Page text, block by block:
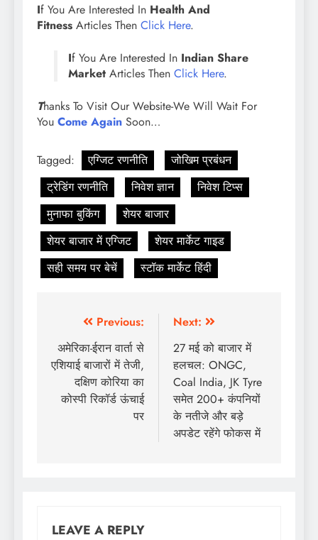
If You Are Interested In Health And
Fitness Articles Then Click Here.
If You Are Interested In Indian Share
Market Articles Then Click Here.
Thanks To Visit Our Website-We Will Wait For
You Come Again Soon…
Tagged: एग्जिट रणनीति
जोखिम प्रबंधन
ट्रेडिंग रणनीति
निवेश ज्ञान
निवेश टिप्स
मुनाफा बुकिंग
शेयर बाजार
शेयर बाजार में एग्जिट
शेयर मार्केट गाइड
सही समय पर बेचें
स्टॉक मार्केट हिंदी
Previous:
अमेरिका-ईरान वार्ता से
एशियाई बाजारों में तेजी,
दक्षिण कोरिया का
कोस्पी रिकॉर्ड ऊंचाई
पर
Next:
27 मई को बाजार में
हलचल: ONGC,
Coal India, JK Tyre
समेत 200+ कंपनियों
के नतीजे और बड़े
अपडेट रहेंगे फोकस में
LEAVE A REPLY